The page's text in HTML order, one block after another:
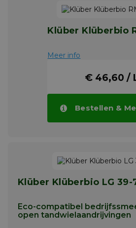
Klüber Klüberbio
Meer info
€ 46,60 /
Bestellen &
Klüber Klüberbio LG 39-
Eco-compatibel
open tandwielaandrijvingen